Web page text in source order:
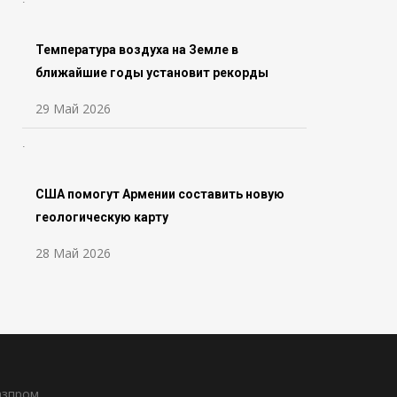
Температура воздуха на Земле в
ближайшие годы установит рекорды
29 Май 2026
США помогут Армении составить новую
геологическую карту
28 Май 2026